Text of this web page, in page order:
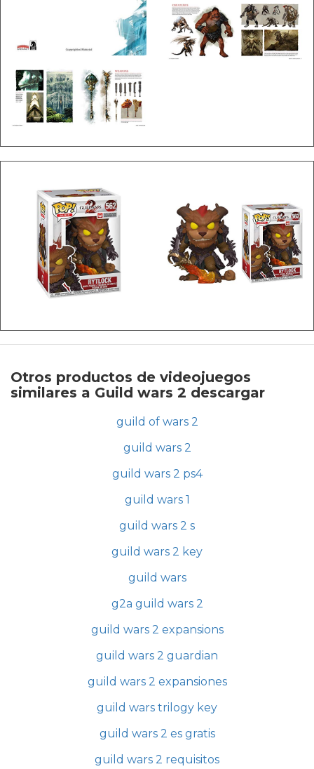
Otros productos de videojuegos
similares a Guild wars 2 descargar
guild of wars 2
guild wars 2
guild wars 2 ps4
guild wars 1
guild wars 2 s
guild wars 2 key
guild wars
g2a guild wars 2
guild wars 2 expansions
guild wars 2 guardian
guild wars 2 expansiones
guild wars trilogy key
guild wars 2 es gratis
guild wars 2 requisitos